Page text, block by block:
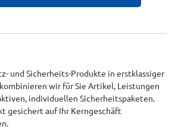
und Sicherheits-Produkte in erstklassiger
wir für Sie Artikel, Leistungen
individuellen Sicherheitspaketen.
gesichert auf Ihr Kerngeschäft